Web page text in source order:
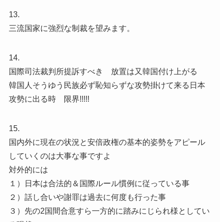
13.
三流国家に強烈な制裁を望みます。
14.
国際司法裁判所提訴すべき 放置は又韓国付け上がる
韓国人そうゆう民族必ず恥知らずな攻勢掛けて来る日本
攻勢に出る時 限界!!!!!
15.
国内外に現在の状況と安倍政権の基本的姿勢をアピール
していくのは大事な事ですよ
対外的には
１）日本は合法的＆国際ルール慣例に従っている事
２）話し合いや謝罪は過去に何度も行った事
３）先の2国間合意すら一方的に踏みにじられ様としてい